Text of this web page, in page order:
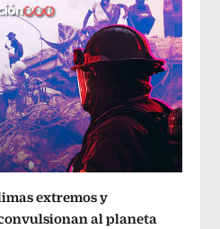
extremos y
al planeta